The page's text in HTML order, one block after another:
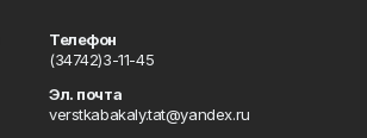
Телефон
(34742)3-11-45
Эл. почта
verstkabakaly.tat@yandex.ru